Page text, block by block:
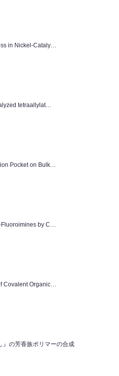
in Nickel-Cataly…
tetraallylat…
Pocket on Bulk…
Fluoroimines by C…
Covalent Organic…
』の芳香族ポリマーの合成